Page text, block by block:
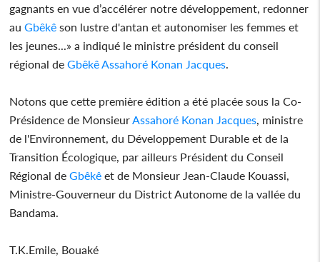
gagnants en vue d’accélérer notre développement, redonner
au Gbêkê son lustre d'antan et autonomiser les femmes et
les jeunes...» a indiqué le ministre président du conseil
régional de GbêkêAssahoré Konan Jacques.
Notons que cette première édition a été placée sous la Co-
Présidence de MonsieurAssahoré Konan Jacques, ministre
de l'Environnement, du Développement Durable et de la
Transition Écologique, par ailleurs Président du Conseil
Régional de Gbêkê et de Monsieur Jean-Claude Kouassi,
Ministre-Gouverneur du District Autonome de la vallée du
Bandama.
T.K.Emile, Bouaké